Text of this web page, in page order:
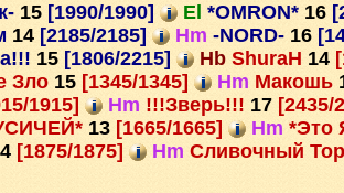
15 [1990/1990] El *OMRON* 16
14 [2185/2185] Hm -NORD- 16
15 [1806/2215] Hb ShuraH 14
Зло 15 [1345/1345] Hm Макошь
1915] Hm !!!Зверь!!! 17 [2435/
13 [1665/1665] Hm *Это
[1875/1875] Hm Сливочный